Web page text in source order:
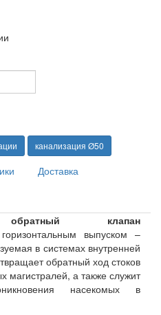
канализация Ø50
Доставка
обратный клапан
выпуском –
в системах внутренней
обратный ход стоков
магистралей, а также служит
насекомых в